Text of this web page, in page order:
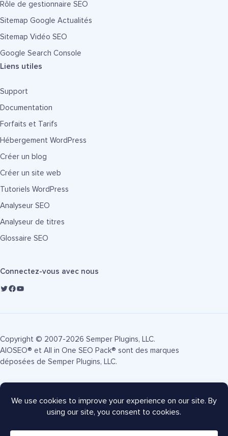
Rôle de gestionnaire SEO
Sitemap Google Actualités
Sitemap Vidéo SEO
Google Search Console
Liens utiles
Support
Documentation
Forfaits et Tarifs
Hébergement WordPress
Créer un blog
Créer un site web
Tutoriels WordPress
Analyseur SEO
Analyseur de titres
Glossaire SEO
Connectez-vous avec nous
Copyright © 2007-2026 Semper Plugins, LLC.
AIOSEO® et All in One SEO Pack® sont des marques
déposées de Semper Plugins, LLC.
Conditions d'utilisation
Divulgation FTC
Plan du site Coupon AIOSEO